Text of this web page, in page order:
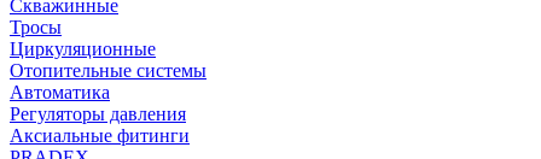
Скважинные
Тросы
Циркуляционные
Отопительные системы
Автоматика
Регуляторы давления
Аксиальные фитинги